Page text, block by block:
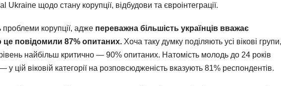
щодо стану корупції, відбудови та євроінтеграції.
проблеми корупції, адже переважна більшість українців вважає
повідомили 87% опитаних. Хоча таку думку поділяють усі вікові групи,
найбільш критично — 90% опитаних. Натомість молодь до 24 років
цій віковій категорії на розповсюдженість вказують 81% респондентів.